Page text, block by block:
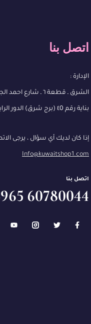
اتصل بنا
الإدارة :
الشرق ـ قطعة ٦ ـ شارع احمد الجابر
بناية رقم ٤0 (برج شرق) الدور الرابع
إذا كان لديك أي سؤال ، يرجى
Info@kuwaitshop1.com
اتصل بنا
60780044 965+